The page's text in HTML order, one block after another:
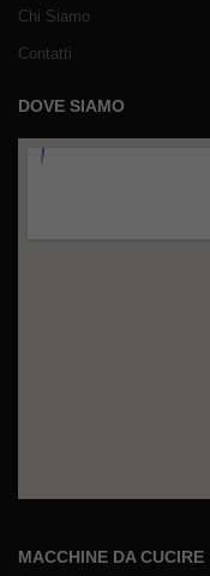
Chi Siamo
Contatti
DOVE SIAMO
MACCHINE DA CUCIRE